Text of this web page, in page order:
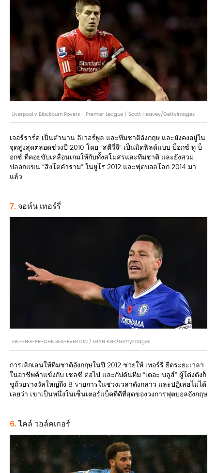
Liverpool v Blackburn Rovers - Premier League / Scott Heavey/GettyImages
เจอร์ราร์ด เป็นตำนาน ลิเวอร์พูล และทีมชาติอังกฤษ และยังคงอยู่ใน
จุดสูงสุดตลอดช่วงปี 2010 โดย “สตีวี่จี” เป็นมิดฟิลด์แบบ บ็อกซ์ ทู บ็
อกซ์ ที่คอยขับเคลื่อนเกมให้กับทั้งสโมสรและทีมชาติ และยังสวม
ปลอกแขน “สิงโตคำราม” ในยูโร 2012 และฟุตบอลโลก 2014 มา
แล้ว
7. จอห์น เทอร์รี่
FBL-ENG-PR-CHELSEA-EVERTON / GLYN KIRK/GettyImages
การเลิกเล่นให้ทีมชาติอังกฤษในปี 2012 ช่วยให้ เทอร์รี่ ยืดระยะเวลา
ในอาชีพค้าแข้งกับ เชลซี ต่อไป และกัปตันทีม “เดอะ บลูส์” ผู้โด่งดังก็
ชูถ้วยรางวัลใหญ่ถึง 8 รายการในช่วงเวลาดังกล่าว และปฏิเสธไม่ได้
เลยว่า เขาเป็นหนึ่งในเซ็นเตอร์แบ็คที่ดีที่สุดของวงการฟุตบอลอังกฤษ
6.ไคล์ วอล์คเกอร์